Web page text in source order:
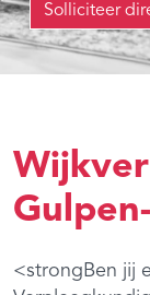
Solliciteer
<strongBen jij